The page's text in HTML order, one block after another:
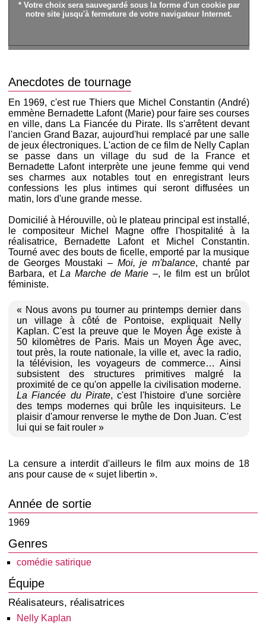
* Votre choix sera sauvegardé sous la forme d'un cookie par
notre site jusqu'à fermeture de votre navigateur Internet.
Anecdotes de tournage
En 1969, c'est rue Thiers que Michel Constantin (André)
emmène Bernadette Lafont (Marie) pour faire ses courses
en ville, dans La Fiancée du Pirate. Ils s'arrêtent devant
l'ancien Grand Bazar, aujourd'hui remplacé par une salle
de jeux électroniques. L'action de ce film de Nelly Caplan
se passe dans un village du sud de la France et
Bernadette Lafont interprète une jeune femme qui vend
ses charmes aux notables tout en enregistrant leurs
confessions les plus intimes qui seront diffusées un
matin, lors d'une grande messe.
Domicilié à Hérouville, où le plateau principal est installé,
le compositeur Michel Magne offre l'hospitalité à la
réalisatrice, Bernadette Lafont et Michel Constantin.
Tourné avec des bouts de ficelle, emporté par la musique
de Georges Moustaki – Moi, je m'balance, chanté par
Barbara, etLa Marche de Marie –, le film est un brûlot
féministe.
« Nous avons pu tourner au printemps dernier dans
un village à côté de Pontoise, expliquait Nelly
Kaplan. C'est la preuve que le Moyen Âge existe à
50 kilomètres de Paris. Mais un Moyen Âge avec,
tout près, la route nationale, la ville et, avec la radio,
la télévision, les voyageurs de commerce… Ainsi
subsistent des structures primitives malgré la
proximité de ce qu'on appelle la civilisation moderne.
La Fiancée du Pirate, c'est l'histoire d'une sorcière
des temps modernes qui brûle les inquisiteurs. Le
plaisir d'amour renverse le mythe de Don Juan. C'est
lui qui se fait rouler »
La censure a interdit d'ailleurs le film aux moins de 18
ans pour cause de « sujet libertin ».
Année de sortie
1969
Genres
comédie satirique
Équipe
Réalisateurs, réalisatrices
Nelly Kaplan